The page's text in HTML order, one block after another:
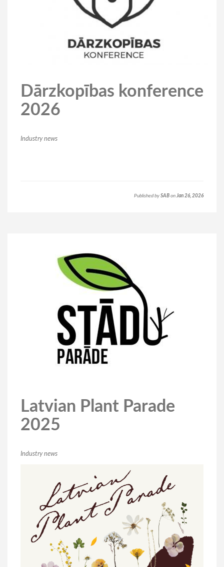
Dārzkopības konference
2026
Industry news
Published by SAB on Jan 26, 2026
Latvian Plant Parade
2025
Industry news